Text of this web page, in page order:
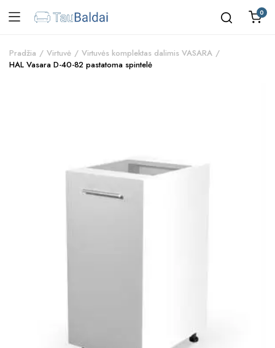
0
Pradžia Virtuvė
Virtuvės komplektas dalimis VASARA
HAL Vasara D-40-82 pastatoma spintelė